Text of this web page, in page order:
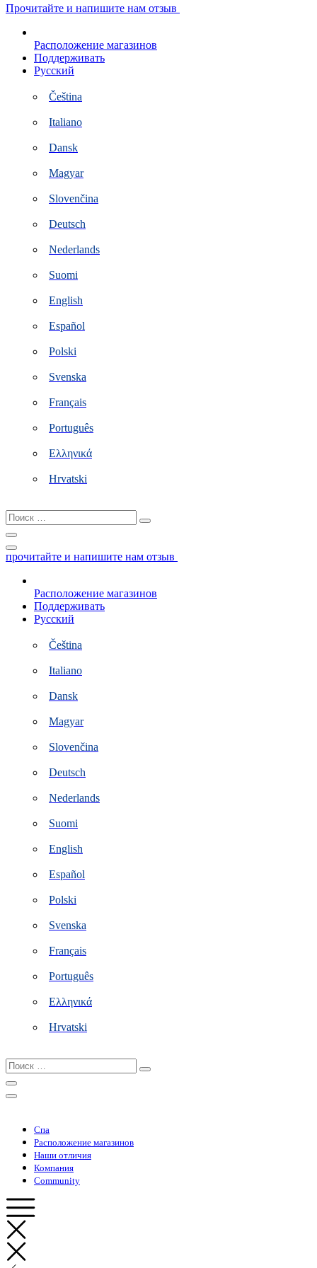
Перейти
контенту
Прочитайте и напишите нам отзыв
Расположение магазинов
Поддерживать
Русский
Čeština
Italiano
Dansk
Magyar
Slovenčina
Deutsch
Nederlands
Suomi
English
Español
Polski
Svenska
Français
Português
Ελληνικά
Hrvatski
Поиск
…
прочитайте и напишите нам отзыв
Расположение магазинов
Поддерживать
Русский
Čeština
Italiano
Dansk
Magyar
Slovenčina
Deutsch
Nederlands
Suomi
English
Español
Polski
Svenska
Français
Português
Ελληνικά
Hrvatski
Поиск
…
Спа
Расположение магазинов
Наши отличия
Компания
Community